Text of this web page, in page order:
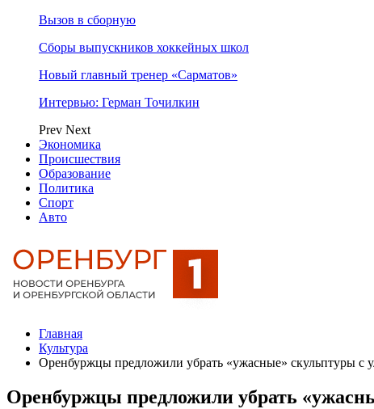
Вызов в сборную
Сборы выпускников хоккейных школ
Новый главный тренер «Сарматов»
Интервью: Герман Точилкин
Prev Next
Экономика
Происшествия
Образование
Политика
Спорт
Авто
Главная
Культура
Оренбуржцы предложили убрать «ужасные» скульптуры с
Оренбуржцы предложили убрать